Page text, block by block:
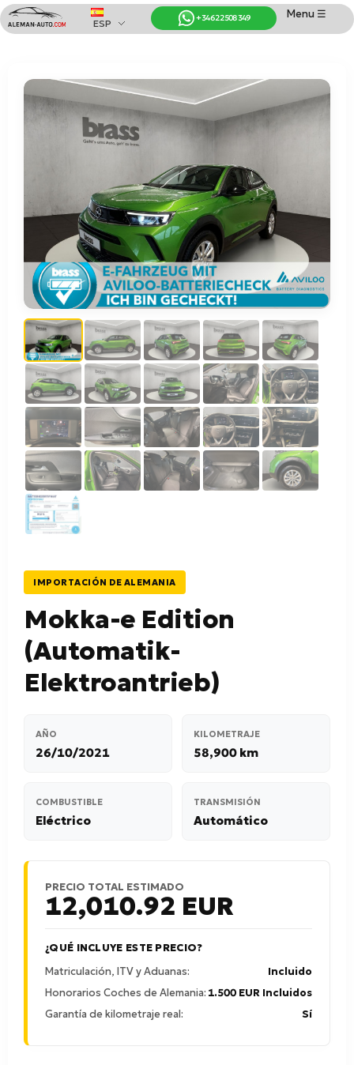
Coches de Alemania
Importación de Coches de Alemania
Menu ☰
+34 622 508 349
ESP
IMPORTACIÓN DE ALEMANIA
Mokka-e Edition
(Automatik-
Elektroantrieb)
AÑO
26/10/2021
KILOMETRAJE
58,900 km
COMBUSTIBLE
Eléctrico
TRANSMISIÓN
Automático
PRECIO TOTAL ESTIMADO
12,010.92 EUR
¿QUÉ INCLUYE ESTE PRECIO?
Matriculación, ITV y Aduanas:
Incluido
Honorarios Coches de Alemania: 1.500 EUR Incluidos
Garantía de kilometraje real:
Sí